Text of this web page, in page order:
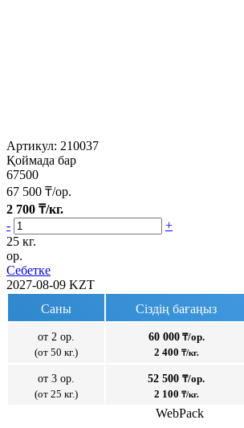
Артикул: 210037
Қоймада бар
67500
67 500 ₸/ор.
2 700 ₸/кг.
-
+
25 кг.
ор.
Себетке
2027-08-09 KZT
Саны
Сіздің бағаңыз
от 2 ор.
(от 50 кг.)
60 000₸/ор.
2 400 ₸/кг.
от 3 ор.
(от 25 кг.)
52 500 ₸/ор.
2 100 ₸/кг.
WebPack